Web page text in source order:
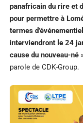
panafricain du rire et
pour permettre à
termes
interviendront le 24
cause du nouveau-né
parole de CDK-Group.